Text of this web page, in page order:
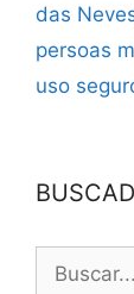
das
persoas
uso